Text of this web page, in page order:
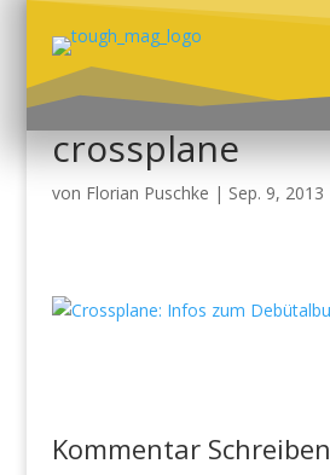
crossplane
von Florian Puschke | Sep. 9, 2013
Kommentar Schreiben